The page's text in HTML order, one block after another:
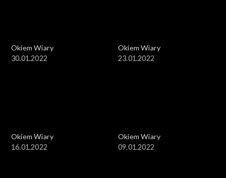
Okiem Wiary
30.01.2022
Okiem Wiary
23.01.2022
Okiem Wiary
16.01.2022
Okiem Wiary
09.01.2022